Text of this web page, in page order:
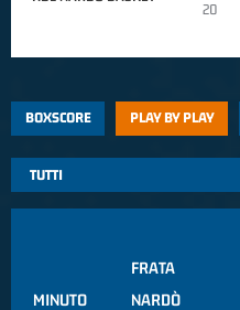
20
BOXSCORE PLAY BY PLAY
MINUTO
FRATA
NARDÒ